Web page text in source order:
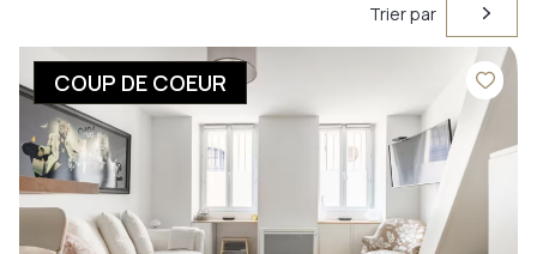
Trier par
COUP DE COEUR